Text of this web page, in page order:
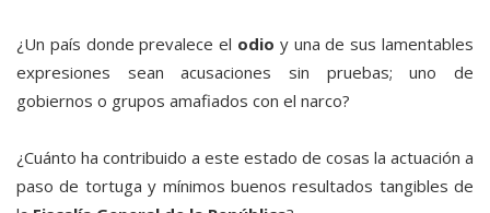
¿Un país donde prevalece el odio y una de sus lamentables
expresiones sean acusaciones sin pruebas; uno de
gobiernos o grupos amafiados con el narco?
¿Cuánto ha contribuido a este estado de cosas la actuación a
paso de tortuga y mínimos buenos resultados tangibles de